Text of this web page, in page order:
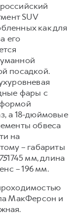
SUV
как для
его
посадкой.
фары с
а 18-дюймовые
обвеса
на
– габариты
1745 мм, длина
– 196 мм.
МакФерсон и